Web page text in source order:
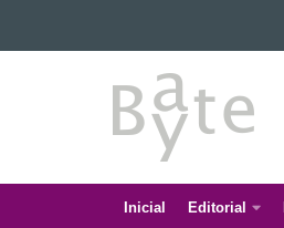
Ir para a navegação
Ir para a busca
BATE
BYTE
Inicial Editorial